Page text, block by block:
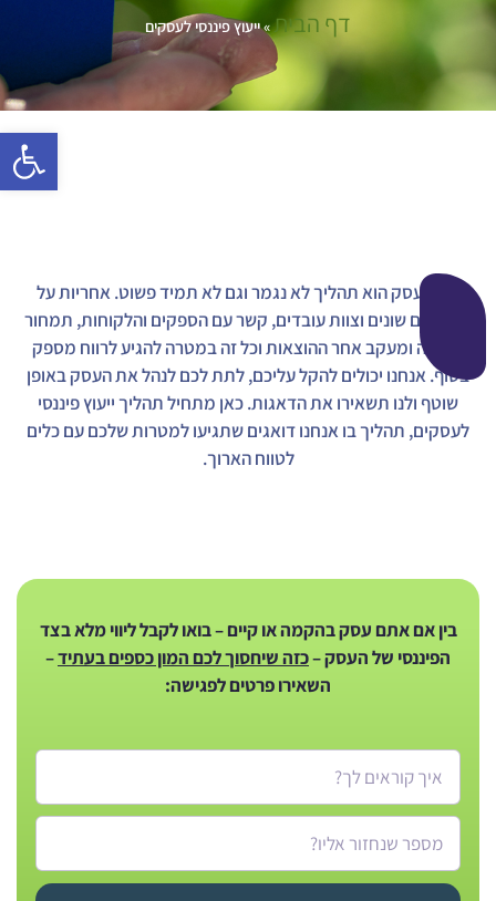
דף הבית»ייעוץ פיננסי לעסקים
ניהול עסק הוא תהליך לא נגמר וגם לא תמיד פשוט. אחריות על
תפקידים שונים וצוות עובדים, קשר עם הספקים והלקוחות, תמחור
ומכירה ומעקב אחר ההוצאות וכל זה במטרה להגיע לרווח מספק
בסוף. אנחנו יכולים להקל עליכם, לתת לכם לנהל את העסק באופן
שוטף ולנו תשאירו את הדאגות. כאן מתחיל תהליך ייעוץ פיננסי
לעסקים, תהליך בו אנחנו דואגים שתגיעו למטרות שלכם עם כלים
לטווח הארוך.
בין אם אתם עסק בהקמה או קיים – בואו לקבל ליווי מלא בצד
הפיננסי של העסק –כזה שיחסוך לכם המון כספים בעתיד–
השאירו פרטים לפגישה:
פתח